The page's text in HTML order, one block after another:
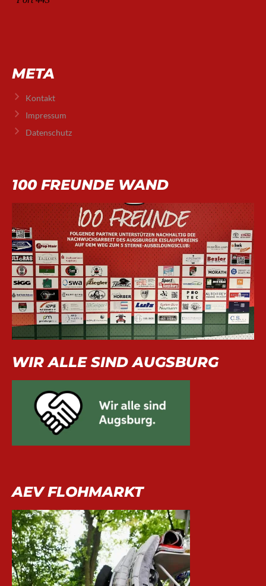
META
Kontakt
Impressum
Datenschutz
100 FREUNDE WAND
WIR ALLE SIND AUGSBURG
AEV FLOHMARKT